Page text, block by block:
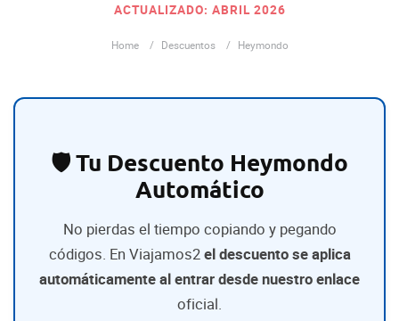
ACTUALIZADO: ABRIL 2026
Home Descuentos Heymondo
🛡️ Tu Descuento Heymondo
Automático
No pierdas el tiempo copiando y pegando
códigos. En Viajamos2el descuento se aplica
automáticamente al entrar desde nuestro enlace
oficial.